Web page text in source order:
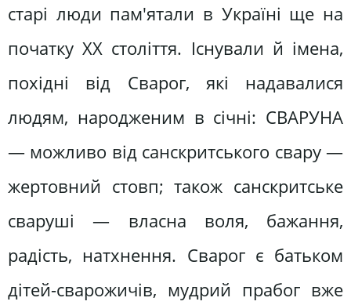
старі люди пам'ятали в Україні ще на
початку ХХ століття. Існували й імена,
похідні від Сварог, які надавалися
людям, народженим в січні: СВАРУНА
— можливо від санскритського свару —
жертовний стовп; також санскритське
сваруші — власна воля, бажання,
радість, натхнення. Сварог є батьком
дітей-сварожичів, мудрий прабог вже